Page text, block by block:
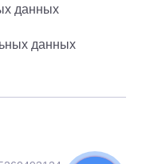
данных
данных